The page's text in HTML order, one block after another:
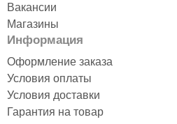
Вакансии
Магазины
Информация
Оформление заказа
Условия оплаты
Условия доставки
Гарантия на товар